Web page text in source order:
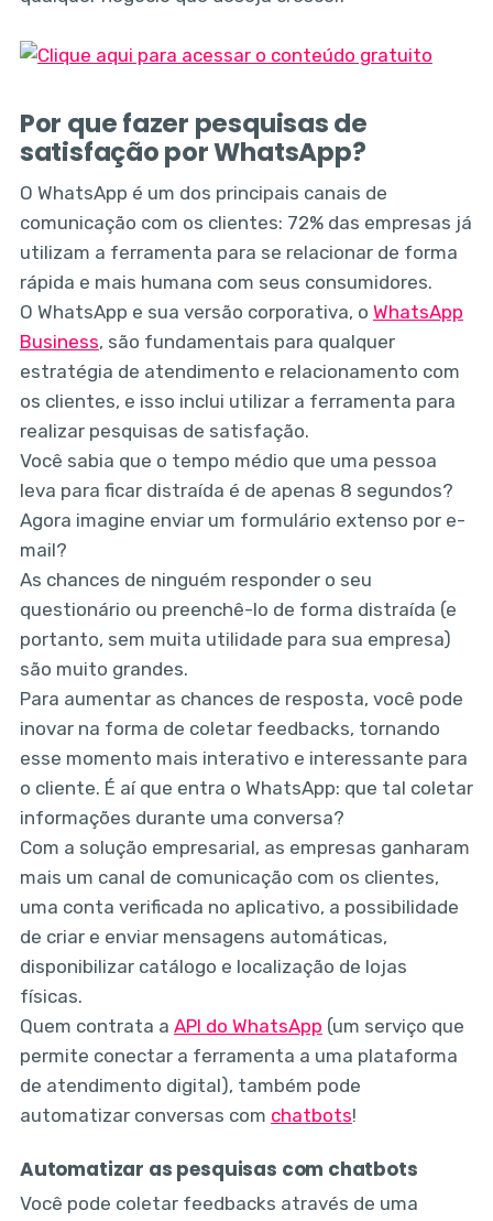
Por que fazer pesquisas de
satisfação por WhatsApp?
O WhatsApp é um dos principais canais de
comunicação com os clientes: 72% das empresas já
utilizam a ferramenta para se relacionar de forma
rápida e mais humana com seus consumidores.
O WhatsApp e sua versão corporativa, o WhatsApp
Business, são fundamentais para qualquer
estratégia de atendimento e relacionamento com
os clientes, e isso inclui utilizar a ferramenta para
realizar pesquisas de satisfação.
Você sabia que o tempo médio que uma pessoa
leva para ficar distraída é de apenas 8 segundos?
Agora imagine enviar um formulário extenso por e-
mail?
As chances de ninguém responder o seu
questionário ou preenchê-lo de forma distraída (e
portanto, sem muita utilidade para sua empresa)
são muito grandes.
Para aumentar as chances de resposta, você pode
inovar na forma de coletar feedbacks, tornando
esse momento mais interativo e interessante para
o cliente. É aí que entra o WhatsApp: que tal coletar
informações durante uma conversa?
Com a solução empresarial, as empresas ganharam
mais um canal de comunicação com os clientes,
uma conta verificada no aplicativo, a possibilidade
de criar e enviar mensagens automáticas,
disponibilizar catálogo e localização de lojas
físicas.
Quem contrata a API do WhatsApp (um serviço que
permite conectar a ferramenta a uma plataforma
de atendimento digital), também pode
automatizar conversas com chatbots!
Automatizar as pesquisas com chatbots
Você pode coletar feedbacks através de uma